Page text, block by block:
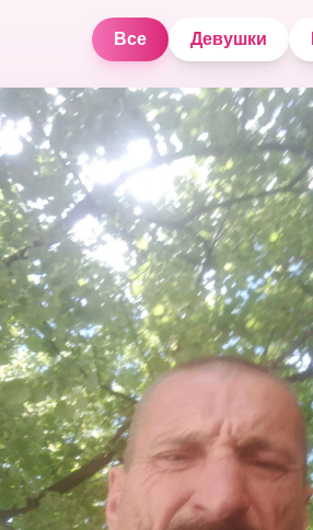
Все Девушки